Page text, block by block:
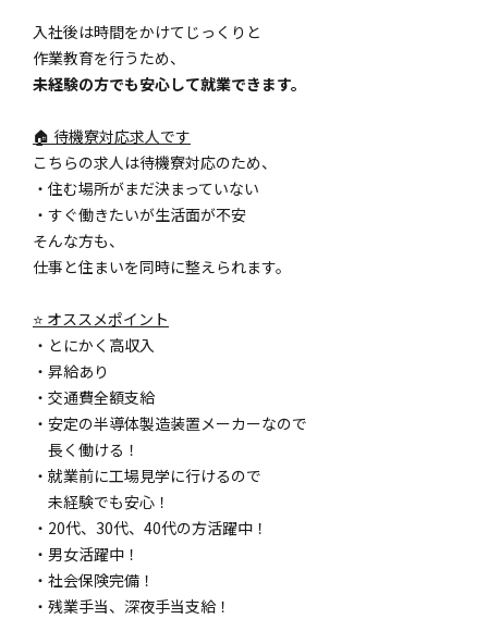
入社後は時間をかけてじっくりと
作業教育を行うため、
未経験の方でも安心して就業できます。
🏠 待機寮対応求人です
こちらの求人は待機寮対応のため、
・住む場所がまだ決まっていない
・すぐ働きたいが生活面が不安
そんな方も、
仕事と住まいを同時に整えられます。
⭐ オススメポイント
・とにかく高収入
・昇給あり
・交通費全額支給
・安定の半導体製造装置メーカーなので
長く働ける！
・就業前に工場見学に行けるので
未経験でも安心！
・20代、30代、40代の方活躍中！
・男女活躍中！
・社会保険完備！
・残業手当、深夜手当支給！